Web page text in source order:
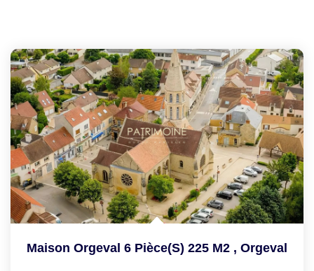
Maison Orgeval 6 Pièce(s) 225 M2 , Orgeval